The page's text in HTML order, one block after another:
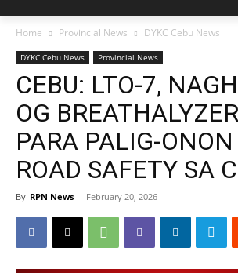
Home Provincial News DYKC Cebu News
DYKC Cebu News Provincial News
CEBU: LTO-7,
OG
PARA PALIG-
ROAD SAFETY SA
By RPN News - February 20, 2026